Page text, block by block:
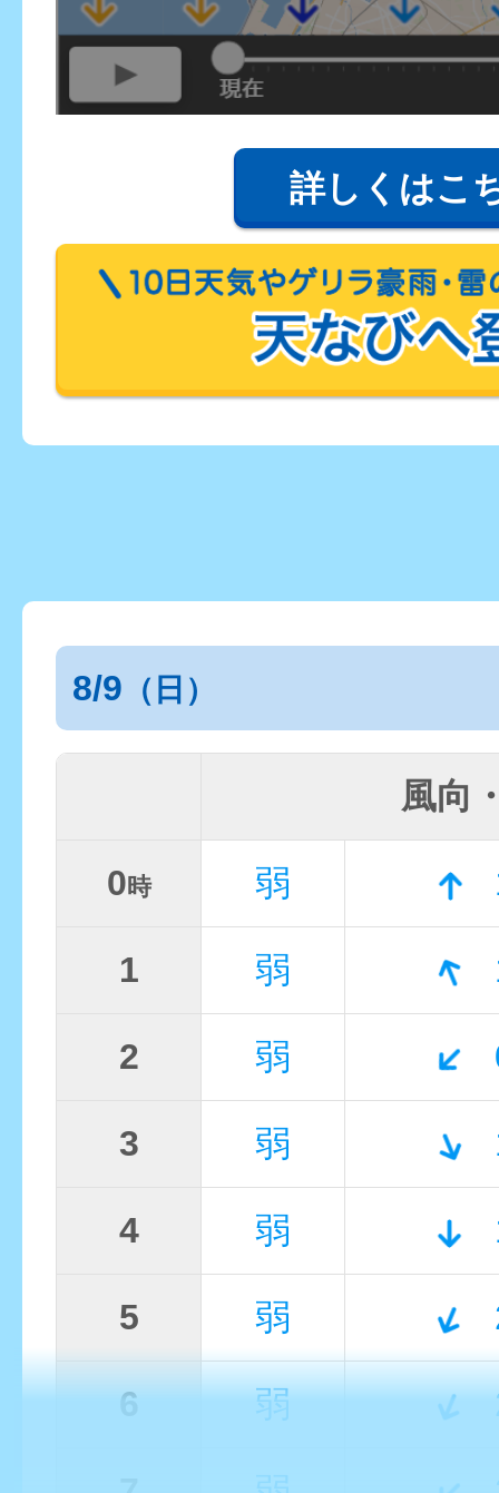
詳しくはこ
8/9 （日）
風向
0時 弱
1 弱
2 弱
3 弱
4 弱
5 弱
6 弱